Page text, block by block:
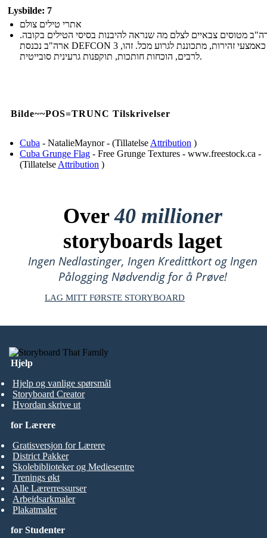
Lysbilde: 7
אתרי טילים צולם
מטוסים צבאיים לצלם מה שנראה להיבנות בסיסי הטילים בקובה.
ארה"ב נכנסת DEFCON 3 כאמצעי זהירות, מתכוננת לגרוע מכל. זהו,
לרבים, הוכחות חותכות, תוקפנות גרעינית סובייטית.
Bilde~~POS=TRUNC Tilskrivelser
Cuba - NatalieMaynor - (Tillatelse Attribution )
Cuba Grunge Flag - Free Grunge Textures - www.freestock.ca -
(Tillatelse Attribution )
Over40 millioner
storyboards laget
Ingen Nedlastinger, Ingen Kredittkort og Ingen
Pålogging Nødvendig for å Prøve!
LAG MITT FØRSTE STORYBOARD
Hjelp
Hjelp og vanlige spørsmål
Storyboard Creator
Hvordan skrive ut
for Studenter
for Lærere
Gratisversjon for Lærere
District Pakker
Skolebiblioteker og Mediesentre
Trenings økt
Alle Lærerressurser
Arbeidsarkmaler
Plakatmaler